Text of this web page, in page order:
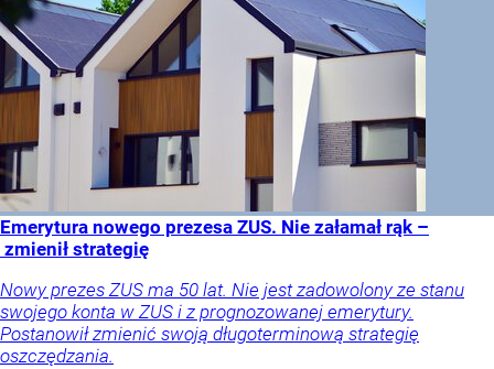
Emerytura nowego prezesa ZUS. Nie załamał rąk –
zmienił strategię
Nowy prezes ZUS ma 50 lat. Nie jest zadowolony ze stanu
swojego konta w ZUS i z prognozowanej emerytury.
Postanowił zmienić swoją długoterminową strategię
oszczędzania.